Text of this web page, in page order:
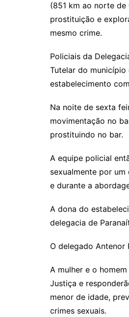
(851 km ao norte
prostituição e
mesmo crime.
Policiais da
Tutelar do município
estabelecimento
Na noite de sexta
movimentação no
prostituindo no bar.
A equipe policial
sexualmente por
e durante a
A dona do
delegacia de
O delegado Antenor
A mulher e o
Justiça e
menor de idade,
crimes sexuais.